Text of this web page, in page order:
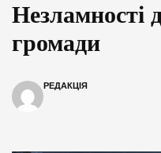
Незламності
громади
РЕДАКЦІЯ